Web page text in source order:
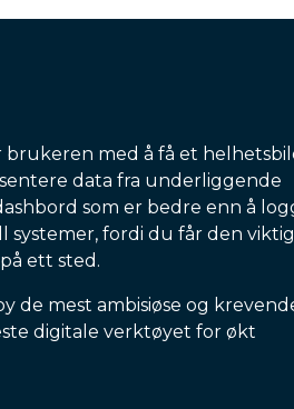
brukeren med å få et
data fra underliggende
som er bedre enn å
systemer, fordi du får den
ett sted.
de mest ambisiøse og
digitale verktøyet for økt